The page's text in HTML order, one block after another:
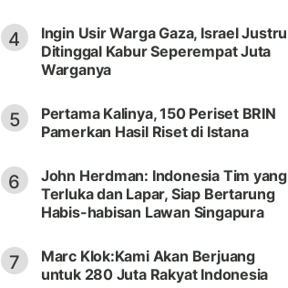
4
Ingin Usir Warga Gaza, Israel Justru
Ditinggal Kabur Seperempat Juta
Warganya
5
Pertama Kalinya, 150 Periset BRIN
Pamerkan Hasil Riset di Istana
6
John Herdman: Indonesia Tim yang
Terluka dan Lapar, Siap Bertarung
Habis-habisan Lawan Singapura
7
Marc Klok:Kami Akan Berjuang
untuk 280 Juta Rakyat Indonesia